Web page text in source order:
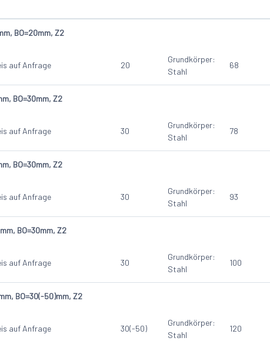
BO=20mm, Z2
auf Anfrage 20
Grundkörper:
Stahl
68
BO=30mm, Z2
auf Anfrage 30
Grundkörper:
Stahl
78
BO=30mm, Z2
auf Anfrage 30
Grundkörper:
Stahl
93
BO=30mm, Z2
auf Anfrage 30
Grundkörper:
Stahl
100
BO=30(-50)mm, Z2
auf Anfrage 30(-50)
Grundkörper:
Stahl
120